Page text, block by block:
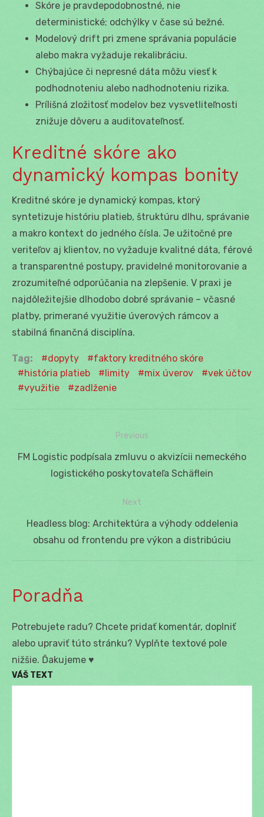
Skóre je pravdepodobnostné, nie
deterministické; odchýlky v čase sú bežné.
Modelový drift pri zmene správania populácie
alebo makra vyžaduje rekalibráciu.
Chýbajúce či nepresné dáta môžu viesť k
podhodnoteniu alebo nadhodnoteniu rizika.
Prílišná zložitosť modelov bez vysvetliteľnosti
znižuje dôveru a auditovateľnosť.
Kreditné skóre ako
dynamický kompas bonity
Kreditné skóre je dynamický kompas, ktorý
syntetizuje históriu platieb, štruktúru dlhu, správanie
a makro kontext do jedného čísla. Je užitočné pre
veriteľov aj klientov, no vyžaduje kvalitné dáta, férové
a transparentné postupy, pravidelné monitorovanie a
zrozumiteľné odporúčania na zlepšenie. V praxi je
najdôležitejšie dlhodobo dobré správanie – včasné
platby, primerané využitie úverových rámcov a
stabilná finančná disciplína.
Tag: dopyty
faktory kreditného skóre
história platieb
limity mix úverov
vek účtov
využitie
zadlženie
Navigácia
Previous
Previous
FM Logistic podpísala zmluvu o akvizícii nemeckého
logistického poskytovateľa Schäflein
Next
Next
post:
Headless blog: Architektúra a výhody oddelenia
obsahu od frontendu pre výkon a distribúciu
Poradňa
Potrebujete radu? Chcete pridať komentár, doplniť
alebo upraviť túto stránku? Vyplňte textové pole
nižšie. Ďakujeme ♥
VÁŠ TEXT